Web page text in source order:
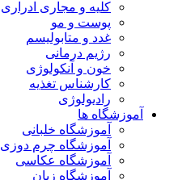
کلیه و مجاری ادراری
پوست و مو
غدد و متابولیسم
رژیم درمانی
خون و آنکولوژی
کارشناس تغذیه
رادیولوژی
آموزشگاه ها
آموزشگاه خلبانی
آموزشگاه چرم دوزی
آموزشگاه عکاسی
آموزشگاه زبان